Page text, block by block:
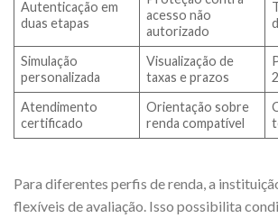
Autenticação em
duas etapas
acesso não
autorizado
Simulação
personalizada
Visualização de
taxas e prazos
Atendimento
certificado
Orientação sobre
renda compatível
Para diferentes perfis de renda, a
flexíveis de avaliação. Isso possibilita